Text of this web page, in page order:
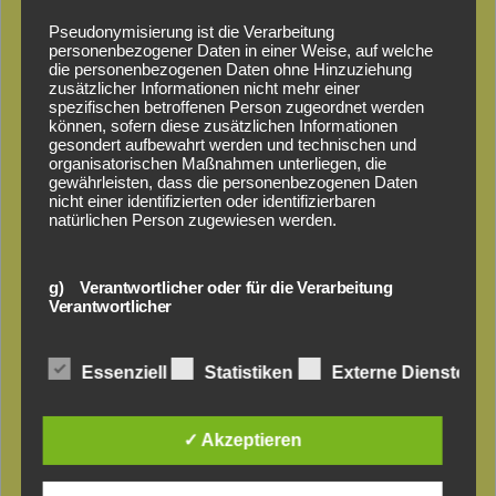
VALU – Das
Aluminium-
Pseudonymisierung ist die Verarbeitung
personenbezogener Daten in einer Weise, auf welche
die personenbezogenen Daten ohne Hinzuziehung
zusätzlicher Informationen nicht mehr einer
spezifischen betroffenen Person zugeordnet werden
können, sofern diese zusätzlichen Informationen
gesondert aufbewahrt werden und technischen und
organisatorischen Maßnahmen unterliegen, die
gewährleisten, dass die personenbezogenen Daten
nicht einer identifizierten oder identifizierbaren
natürlichen Person zugewiesen werden.
g) Verantwortlicher oder für die Verarbeitung
Verantwortlicher
Verantwortlicher oder für die Verarbeitung
Verantwortlicher ist die natürliche oder juristische
und Mittel der Verarbeitung von personenbezogenen
Daten entscheidet. Sind die Zwecke und Mittel dieser
Verarbeitung durch das Unionsrecht oder das Recht
der Mitgliedstaaten vorgegeben, so kann der
Essenziell Statistiken Externe Dienste
✓ Akzeptieren